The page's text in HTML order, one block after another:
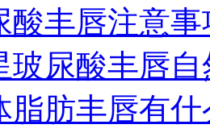
酸丰唇注意事
玻尿酸丰唇
脂肪丰唇有